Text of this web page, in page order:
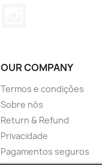
OUR COMPANY
Termos e condições
Sobre nós
Return & Refund
Privacidade
Pagamentos seguros